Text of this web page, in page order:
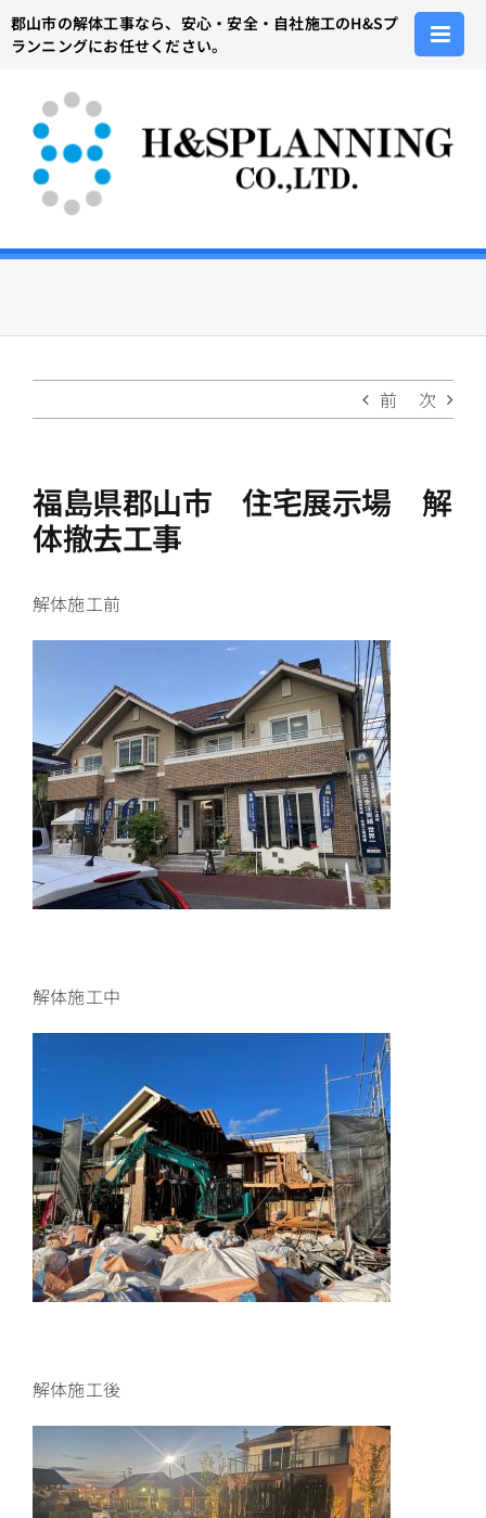
Skip
to
郡山市の解体工事なら、安心・安全・自社施工のH&Sプ
ランニングにお任せください。
前 次
福島県郡山市 住宅展示場 解
体撤去工事
解体施工前
解体施工中
解体施工後